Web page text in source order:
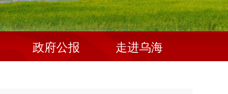
政府公报 走进乌海